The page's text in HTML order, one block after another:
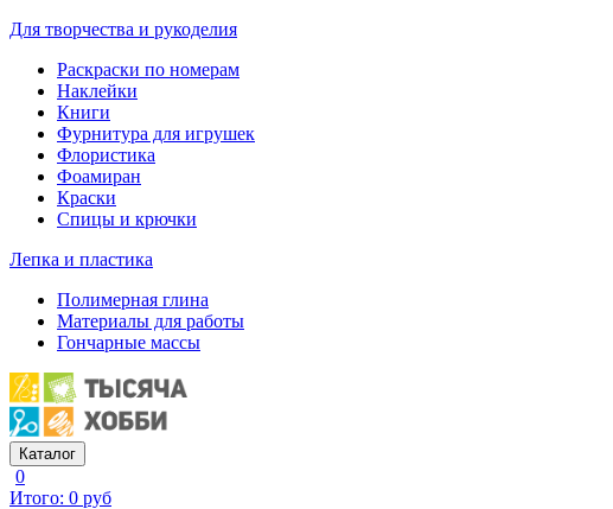
Для творчества и рукоделия
Раскраски по номерам
Наклейки
Книги
Фурнитура для игрушек
Флористика
Фоамиран
Краски
Спицы и крючки
Лепка и пластика
Полимерная глина
Материалы для работы
Гончарные массы
Каталог
0
Итого: 0 руб